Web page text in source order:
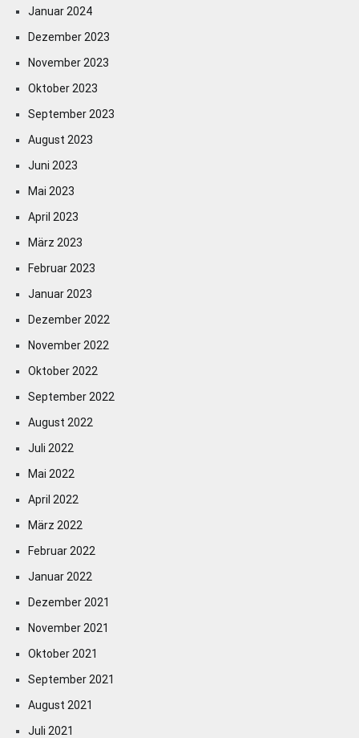
Januar 2024
Dezember 2023
November 2023
Oktober 2023
September 2023
August 2023
Juni 2023
Mai 2023
April 2023
März 2023
Februar 2023
Januar 2023
Dezember 2022
November 2022
Oktober 2022
September 2022
August 2022
Juli 2022
Mai 2022
April 2022
März 2022
Februar 2022
Januar 2022
Dezember 2021
November 2021
Oktober 2021
September 2021
August 2021
Juli 2021